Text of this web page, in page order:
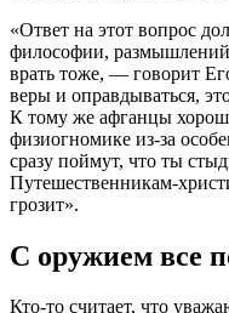
«Ответ на этот вопрос
философии,
врать тоже, — говорит
веры и оправдываться,
К тому же афганцы
физиогномике из-за
сразу поймут, что ты
Путешественникам-
грозит».
С оружием все
Кто-то считает, что